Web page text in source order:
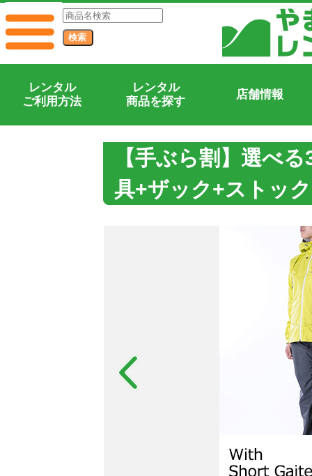
レンタル
ご利用方法
レンタル
商品を探す
店舗情報
【手ぶら割】選べ
具+ザック+ストッ